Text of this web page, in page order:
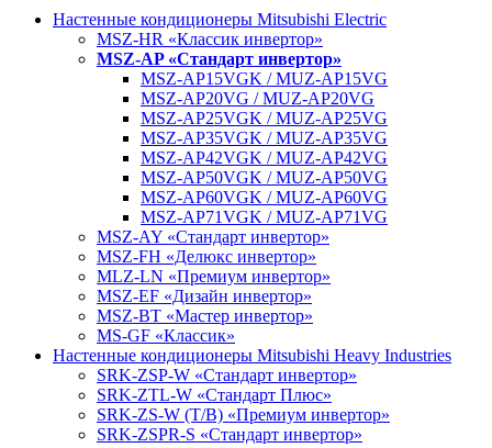
Настенные кондиционеры Mitsubishi Electric
MSZ-HR «Классик инвертор»
MSZ-AP «Стандарт инвертор»
MSZ-AP15VGK / MUZ-AP15VG
MSZ-AP20VG / MUZ-AP20VG
MSZ-AP25VGK / MUZ-AP25VG
MSZ-AP35VGK / MUZ-AP35VG
MSZ-AP42VGK / MUZ-AP42VG
MSZ-AP50VGK / MUZ-AP50VG
MSZ-AP60VGK / MUZ-AP60VG
MSZ-AP71VGK / MUZ-AP71VG
MSZ-AY «Стандарт инвертор»
MSZ-FH «Делюкс инвертор»
MLZ-LN «Премиум инвертор»
MSZ-EF «Дизайн инвертор»
MSZ-BT «Мастер инвертор»
MS-GF «Классик»
Настенные кондиционеры Mitsubishi Heavy Industries
SRK-ZSP-W «Стандарт инвертор»
SRK-ZTL-W «Стандарт Плюс»
SRK-ZS-W (T/B) «Премиум инвертор»
SRK-ZSPR-S «Стандарт инвертор»